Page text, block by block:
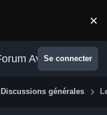
×
AvexSe connecter
Discussions générales